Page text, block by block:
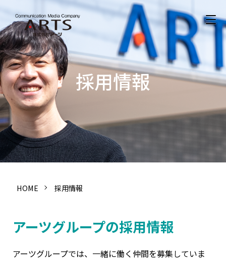
採用情報
HOME 採用情報
アーツグループの採用情報
アーツグループでは、一緒に働く仲間を募集していま